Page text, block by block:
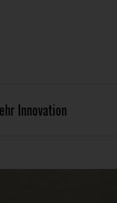
Innovation